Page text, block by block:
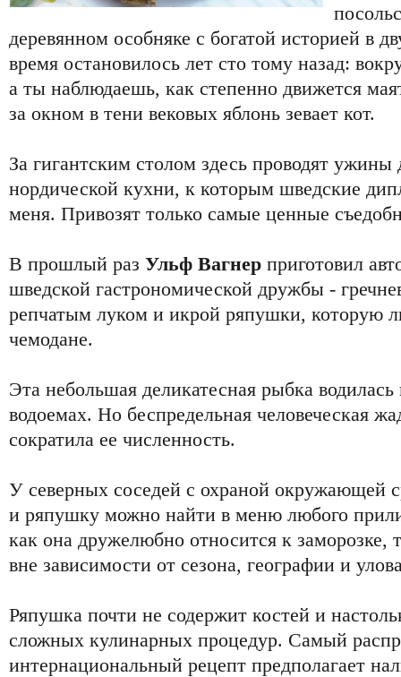
деревянном особняке с богатой историей в
время остановилось лет сто тому назад:
а ты наблюдаешь, как степенно движется
за окном в тени вековых яблонь зевает кот.
За гигантским столом здесь проводят
нордической кухни, к которым шведские
меня. Привозят только самые ценные
В прошлый раз Ульф Вагнер приготовил
шведской гастрономической дружбы -
репчатым луком и икрой ряпушки, которую
чемодане.
Эта небольшая деликатесная рыбка
водоемах. Но беспредельная человеческая
сократила ее численность.
У северных соседей с охраной окружающей
и ряпушку можно найти в меню любого
как она дружелюбно относится к заморозке,
вне зависимости от сезона, географии и
Ряпушка почти не содержит костей и
сложных кулинарных процедур. Самый
интернациональный рецепт предполагает